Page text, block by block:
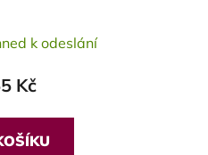
k odeslání
Kč